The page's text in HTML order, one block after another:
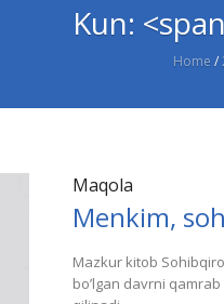
Kun:
Home /
Maqola
Menkim,
Mazkur kitob
boʼlgan davrni